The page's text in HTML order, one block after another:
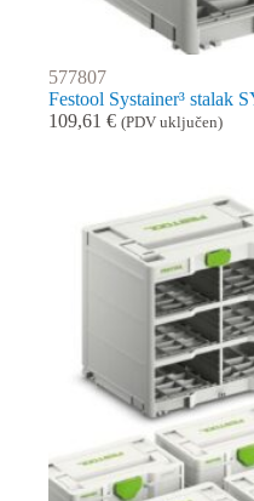
577807
Festool Systainer³ stalak
109,61 € (PDV uključen)